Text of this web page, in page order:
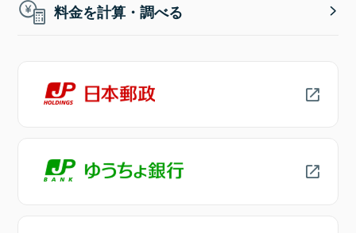
料金を計算・調べる